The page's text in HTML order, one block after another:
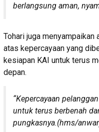
berlangsung aman,
Tohari juga
atas kepercayaan yang
kesiapan KAI untuk terus
depan.
“Kepercayaan
untuk terus berbenah
pungkasnya.(hms/